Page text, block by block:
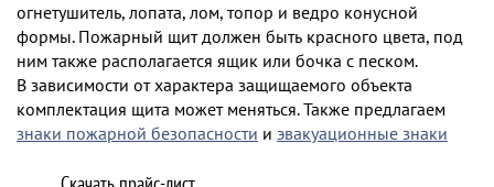
огнетушитель, лопата, лом, топор и ведро конусной
формы. Пожарный щит должен быть красного цвета, под
ним также располагается ящик или бочка с песком.
В зависимости от характера защищаемого объекта
комплектация щита может меняться. Также предлагаем
знаки пожарной безопасности и эвакуационные знаки